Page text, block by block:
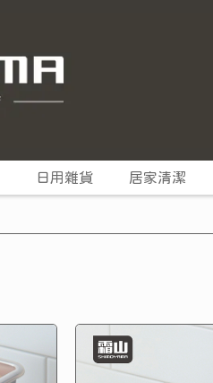
日用雜貨 居家清潔